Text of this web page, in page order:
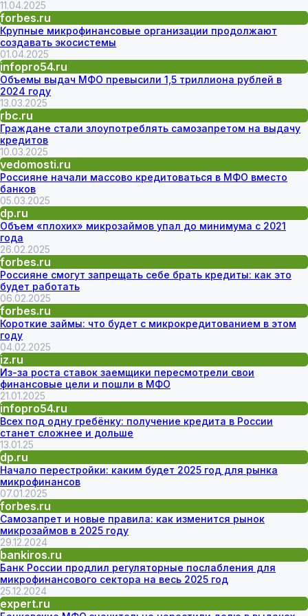
11.04.2025
forbes.ru
Крупные микрофинансовые организации продолжают
создавать экосистемы
01.04.2025
infopro54.ru
Объемы выдач МФО превысили 1,5 триллиона рублей в
2024 году
13.03.2025
rbc.ru
Граждане стали злоупотреблять самозапретом на выдачу
кредитов
10.03.2025
vedomosti.ru
Россияне начали массово кредитоваться в МФО вместо
банков
05.03.2025
dp.ru
Объем «плохих» микрозаймов упал до минимума с 2021
года
26.02.2025
forbes.ru
Россияне смогут запрещать себе брать кредиты: как это
будет работать
06.02.2025
forbes.ru
Короткие займы: что будет с микрокредитованием в этом
году
04.02.2025
iz.ru
Из-за роста ставок заемщики пересмотрели свои
финансовые цели и пошли в МФО
21.01.2025
infopro54.ru
Всех под одну гребёнку: получение кредита в России
станет сложнее и дольше
13.01.25
dp.ru
Начало перестройки: каким будет 2025 год для рынка
микрофинансов
07.01.2025
forbes.ru
Самозапрет и новые правила: как изменится рынок
микрозаймов в 2025 году
29.12.2024
bankiros.ru
Банк России продлил регуляторные послабления для
микрофинансового сектора на весь 2025 год
25.12.2024
expert.ru